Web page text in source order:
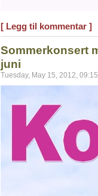
[ Legg til kommentar ]
Sommerkonsert
juni
Tuesday, May 15, 2012,